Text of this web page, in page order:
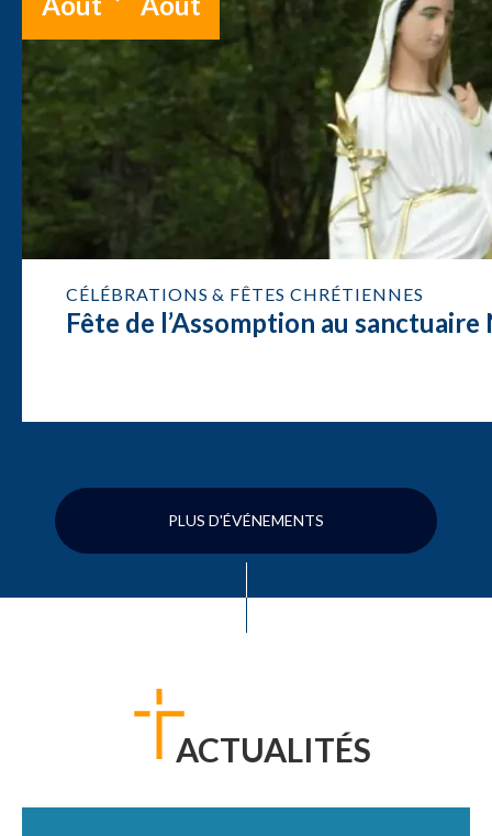
CÉLÉBRATIONS & FÊTES CHRÉTIENNES
Fête de l’Assomption au
PLUS D'ÉVÉNEMENTS
ACTUALITÉS